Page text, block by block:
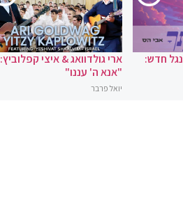
חדש:
ארי גולדוואג & איצי קפלוביץ:
"אנא ה' עננו"
יואל פרבר